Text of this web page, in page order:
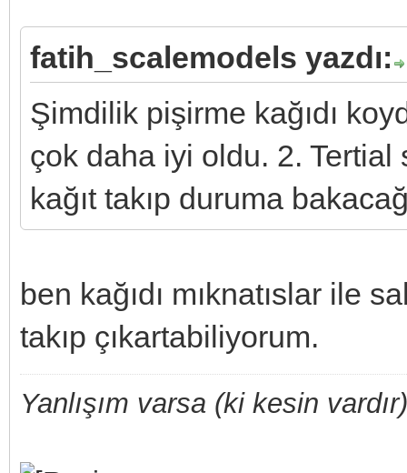
fatih_scalemodels yazdı:
Şimdilik pişirme kağıdı
çok daha iyi oldu. 2.
kağıt takıp duruma
ben kağıdı mıknatıslar ile
takıp çıkartabiliyorum.
Yanlışım varsa (ki kesin